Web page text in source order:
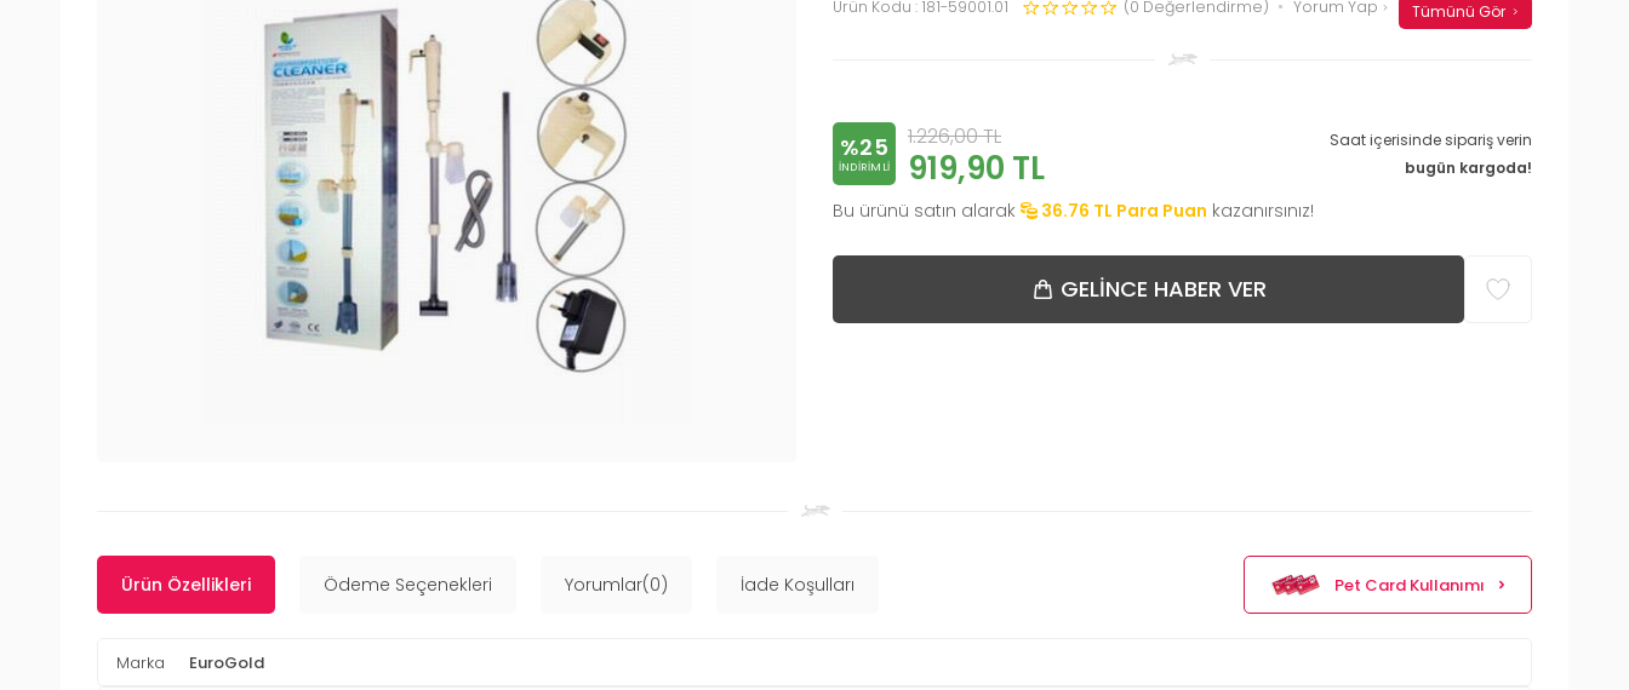
Ürün Kodu : 181-59001.01 (0 Değerlendirme) Yorum Yap Tümünü Gör
%25
INDIRIMLI
1.226,00TL
919,90 TL
Saat içerisinde sipariş verin
bugün kargoda!
Bu ürünü satın alarak 36.76 TL Para Puan kazanırsınız!
GELINCE HABER VER
Ürün Özellikleri Ödeme Seçenekleri Yorumlar(0) İade Koşulları Pet Card Kullanımı
Marka EuroGold